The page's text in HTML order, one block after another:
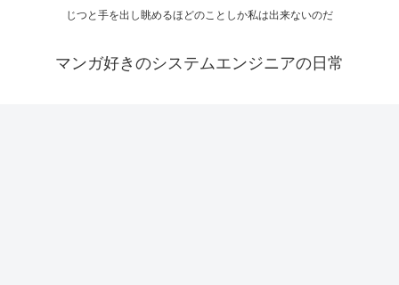
じつと手を出し眺めるほどのことしか私は出来ないのだ
マンガ好きのシステムエンジニアの日常